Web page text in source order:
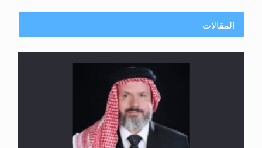
إتمام حفظ القرآن الكريم لثلاثة طلاب من مدرسة الحفظ
المقالات